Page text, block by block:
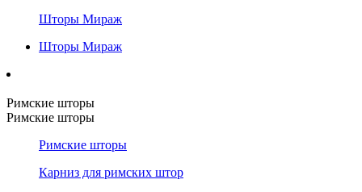
Шторы Мираж
Шторы Мираж
Римские шторы
Римские шторы
Римские шторы
Карниз для римских штор